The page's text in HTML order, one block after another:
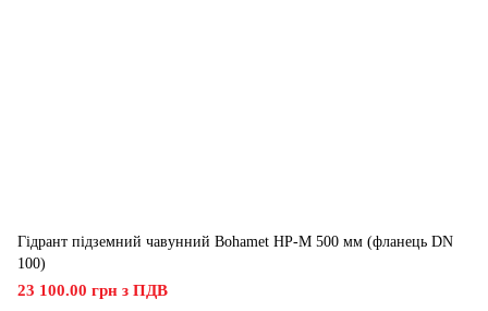
Гідрант підземний чавунний Bohamet HP-M 500 мм (фланець DN
100)
23 100.00 грн з ПДВ